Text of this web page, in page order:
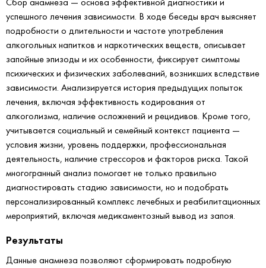
успешного лечения зависимости. В ходе беседы врач выясняет
подробности о длительности и частоте употребления
алкогольных напитков и наркотических веществ, описывает
запойные эпизоды и их особенности, фиксирует симптомы
психических и физических заболеваний, возникших вследствие
зависимости. Анализируется история предыдущих попыток
лечения, включая эффективность кодирования от
алкоголизма, наличие осложнений и рецидивов. Кроме того,
учитывается социальный и семейный контекст пациента —
условия жизни, уровень поддержки, профессиональная
деятельность, наличие стрессоров и факторов риска. Такой
многогранный анализ помогает не только правильно
диагностировать стадию зависимости, но и подобрать
персонализированный комплекс лечебных и реабилитационных
мероприятий, включая медикаментозный вывод из запоя.
Результаты
Данные анамнеза позволяют сформировать подробную